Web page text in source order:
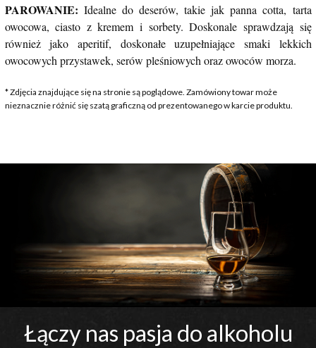
PAROWANIE: Idealne do deserów, takie jak panna cotta, tarta
owocowa, ciasto z kremem i sorbety. Doskonale sprawdzają się
również jako aperitif, doskonałe uzupełniające smaki lekkich
owocowych przystawek, serów pleśniowych oraz owoców morza.
* Zdjęcia znajdujące się na stronie są poglądowe. Zamówiony towar może
nieznacznie różnić się szatą graficzną od prezentowanego w karcie produktu.
Łączy nas pasja do alkoholu